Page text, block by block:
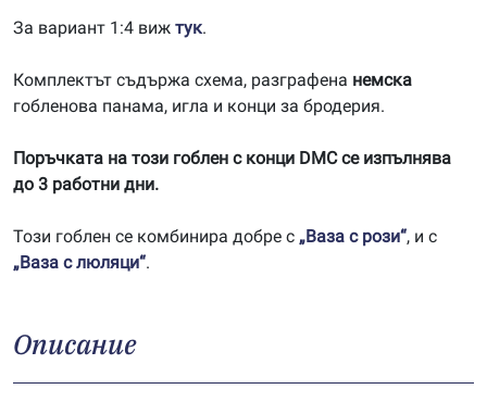
За вариант 1:4 виж тук.
Комплектът съдържа схема, разграфена немска
гобленова панама, игла и конци за бродерия.
Поръчката на този гоблен с конци DMC се изпълнява
до 3 работни дни.
Този гоблен се комбинира добре с „Ваза с рози“, и с
„Ваза с люляци“.
Описание